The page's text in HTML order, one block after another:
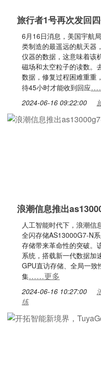
旅行者1号再次发回
6月16日消息，美国宇航
类制造的最遥远的航天器
仪器的数据，这意味着该
磁场和太空粒子的读数。
数据，修复过程困难重重
待45小时才能收到回应
2024-06-16 09:22:00
浪潮信息推出
人工智能时代下，浪潮信
全闪存储AS13000G7-N
存储带来革命性的突破。
系统，搭载新一代数据加
GPU直访存储、全局一致
集……更多
2024-06-16 10:27:00
练